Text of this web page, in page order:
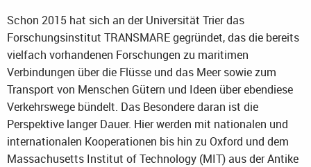
Schon 2015 hat sich an der Universität Trier das
Forschungsinstitut TRANSMARE gegründet, das die bereits
vielfach vorhandenen Forschungen zu maritimen
Verbindungen über die Flüsse und das Meer sowie zum
Transport von Menschen Gütern und Ideen über ebendiese
Verkehrswege bündelt. Das Besondere daran ist die
Perspektive langer Dauer. Hier werden mit nationalen und
internationalen Kooperationen bis hin zu Oxford und dem
Massachusetts Institut of Technology (MIT) aus der Antike